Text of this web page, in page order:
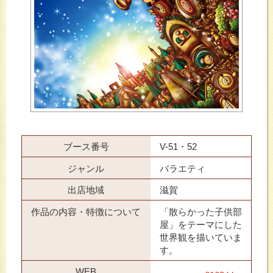
ブース番号 V-51・52
ジャンル バラエティ
出店地域 滋賀
作品の内容・特徴について
「散らかった子供部
屋」をテーマにした
世界観を描いていま
す。